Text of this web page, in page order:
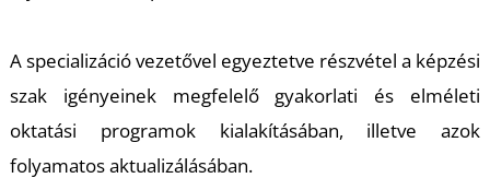
A specializáció vezetővel egyeztetve részvétel a képzési
szak igényeinek megfelelő gyakorlati és elméleti
oktatási programok kialakításában, illetve azok
folyamatos aktualizálásában.